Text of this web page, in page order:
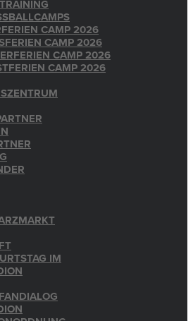
CAMP 2026
CAMP 2026
CAMP 2026
CAMP 2026
IM